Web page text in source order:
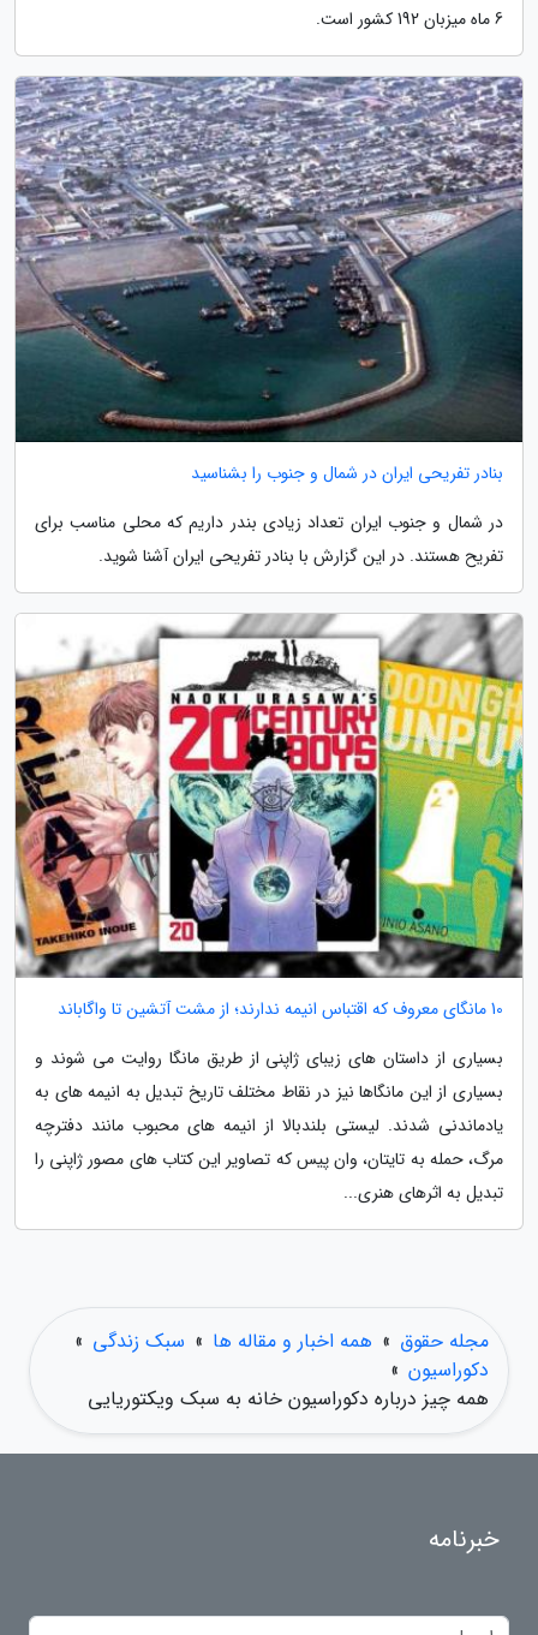
6 ماه میزبان 192 کشور است.
بنادر تفریحی ایران در شمال و جنوب را بشناسید
در شمال و جنوب ایران تعداد زیادی بندر داریم که محلی مناسب برای
تفریح هستند. در این گزارش با بنادر تفریحی ایران آشنا شوید.
10 مانگای معروف که اقتباس انیمه ندارند؛ از مشت آتشین تا واگاباند
بسیاری از داستان های زیبای ژاپنی از طریق مانگا روایت می شوند و
بسیاری از این مانگاها نیز در نقاط مختلف تاریخ تبدیل به انیمه های به
یادماندنی شدند. لیستی بلندبالا از انیمه های محبوب مانند دفترچه
مرگ، حمله به تایتان، وان پیس که تصاویر این کتاب های مصور ژاپنی را
تبدیل به اثرهای هنری...
مجله حقوق » همه اخبار و مقاله ها » سبک زندگی »
دکوراسیون »
همه چیز درباره دکوراسیون خانه به سبک ویکتوریایی
خبرنامه